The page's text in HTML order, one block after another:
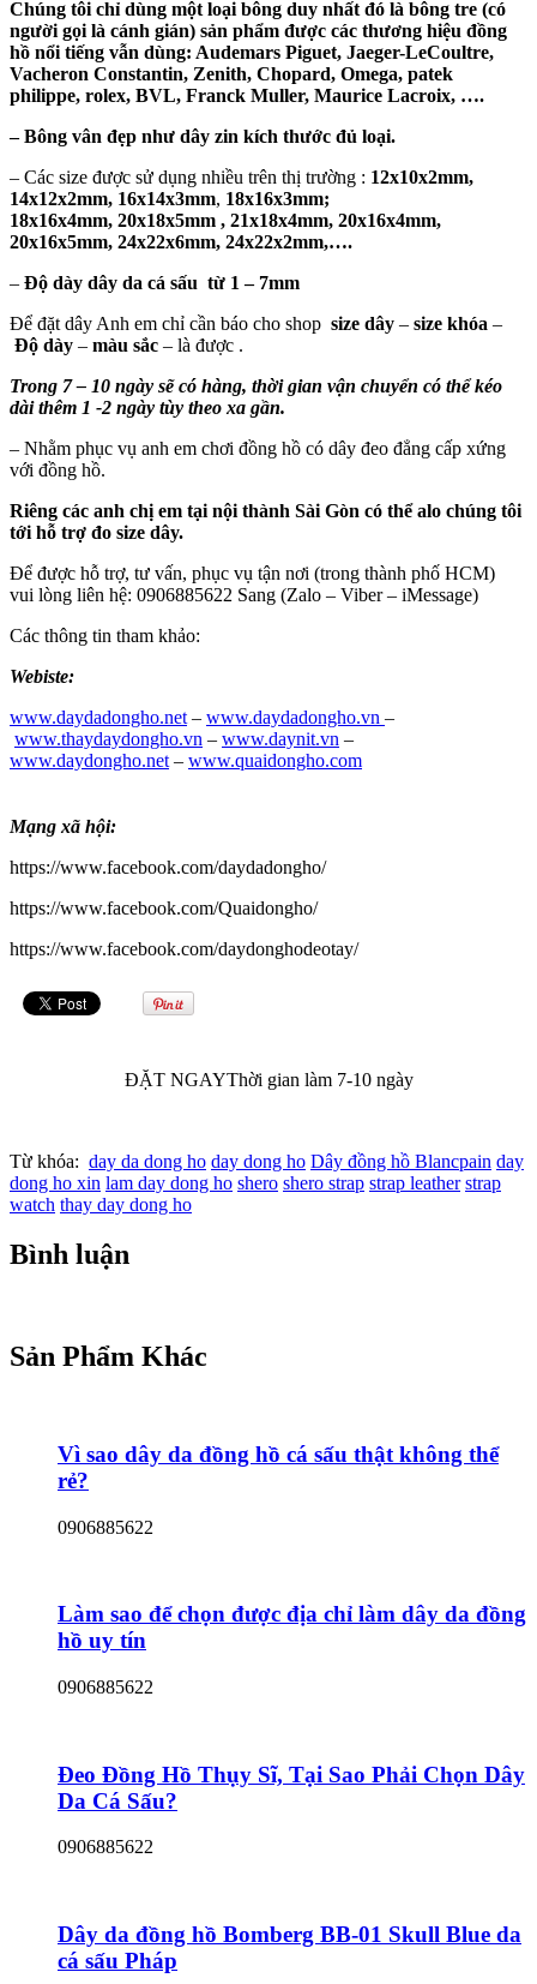
Chúng tôi chỉ dùng một loại bông duy nhất đó là bông tre (có
người gọi là cánh gián) sản phẩm được các thương hiệu đồng
hồ nổi tiếng vẫn dùng: Audemars Piguet, Jaeger-LeCoultre,
Vacheron Constantin, Zenith, Chopard, Omega, patek
philippe, rolex, BVL, Franck Muller, Maurice Lacroix, ….
– Bông vân đẹp như dây zin kích thước đủ loại.
– Các size được sử dụng nhiều trên thị trường : 12x10x2mm,
14x12x2mm, 16x14x3mm, 18x16x3mm;
18x16x4mm, 20x18x5mm , 21x18x4mm, 20x16x4mm,
20x16x5mm, 24x22x6mm, 24x22x2mm,….
– Độ dày dây da cá sấu từ 1 – 7mm
Để đặt dây Anh em chỉ cần báo cho shop size dây – size khóa –
Độ dày – màu sắc – là được .
Trong 7 – 10 ngày sẽ có hàng, thời gian vận chuyển có thể kéo
dài thêm 1 -2 ngày tùy theo xa gần.
– Nhằm phục vụ anh em chơi đồng hồ có dây đeo đẳng cấp xứng
với đồng hồ.
Riêng các anh chị em tại nội thành Sài Gòn có thể alo chúng tôi
tới hỗ trợ đo size dây.
Để được hỗ trợ, tư vấn, phục vụ tận nơi (trong thành phố HCM)
vui lòng liên hệ: 0906885622 Sang (Zalo – Viber – iMessage)
Các thông tin tham khảo:
Webiste:
www.daydadongho.net – www.daydadongho.vn –
www.thaydaydongho.vn – www.daynit.vn –
www.daydongho.net – www.quaidongho.com
Mạng xã hội:
https://www.facebook.com/daydadongho/
https://www.facebook.com/Quaidongho/
https://www.facebook.com/daydonghodeotay/
ĐẶT NGAYThời gian làm 7-10 ngày
Từ khóa: day da dong ho day dong ho Dây đồng hồ Blancpain day
dong ho xin lam day dong ho shero shero strap strap leather strap
watch thay day dong ho
Bình luận
Sản Phẩm Khác
Vì sao dây da đồng hồ cá sấu thật không thể
rẻ?
0906885622
Làm sao để chọn được địa chỉ làm dây da đồng
hồ uy tín
0906885622
Đeo Đồng Hồ Thụy Sĩ, Tại Sao Phải Chọn Dây
Da Cá Sấu?
0906885622
Dây da đồng hồ Bomberg BB-01 Skull Blue da
cá sấu Pháp